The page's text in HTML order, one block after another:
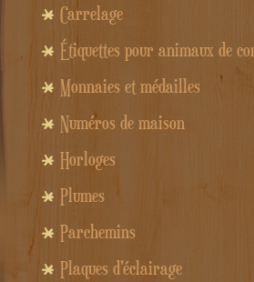
Carrelage
Étiquettes pour animaux de
Monnaies et médailles
Numéros de maison
Horloges
Plumes
Parchemins
Plaques d'éclairage